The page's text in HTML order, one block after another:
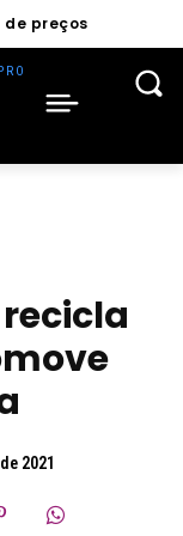
de preços
recicla
2021